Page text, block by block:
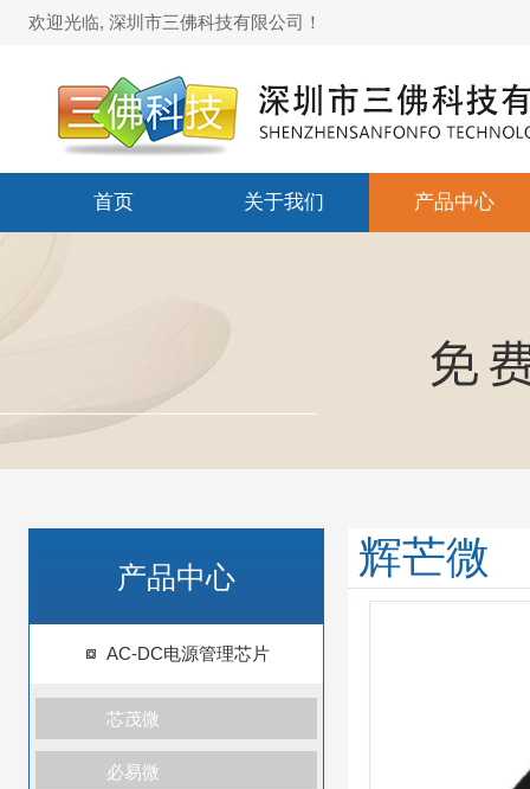
欢迎光临, 深圳市三佛科技有限公司！
首页 关于我们 产品中心
产品中心
AC-DC电源管理芯片
芯茂微
必易微
辉芒微